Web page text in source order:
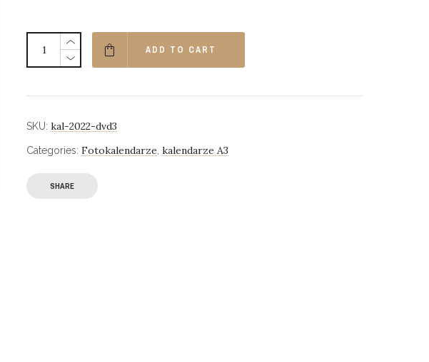
ADD TO CART
SKU:kal-2022-dvd3
Categories:Fotokalendarze ,kalendarze A3
SHARE